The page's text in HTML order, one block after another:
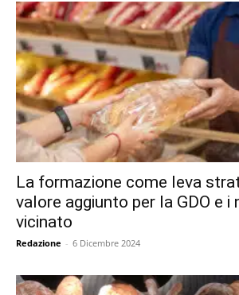
La formazione come leva
valore aggiunto per la GDO e i
vicinato
Redazione - 6 Dicembre 2024